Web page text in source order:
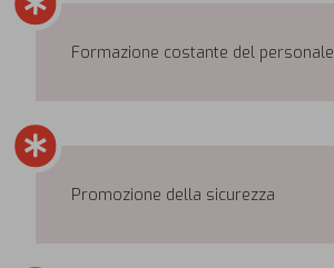
Formazione costante del personale
Promozione della sicurezza